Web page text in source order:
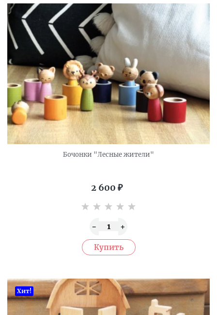
Бочонки "Лесные жители"
2 600 ₽
Хит!